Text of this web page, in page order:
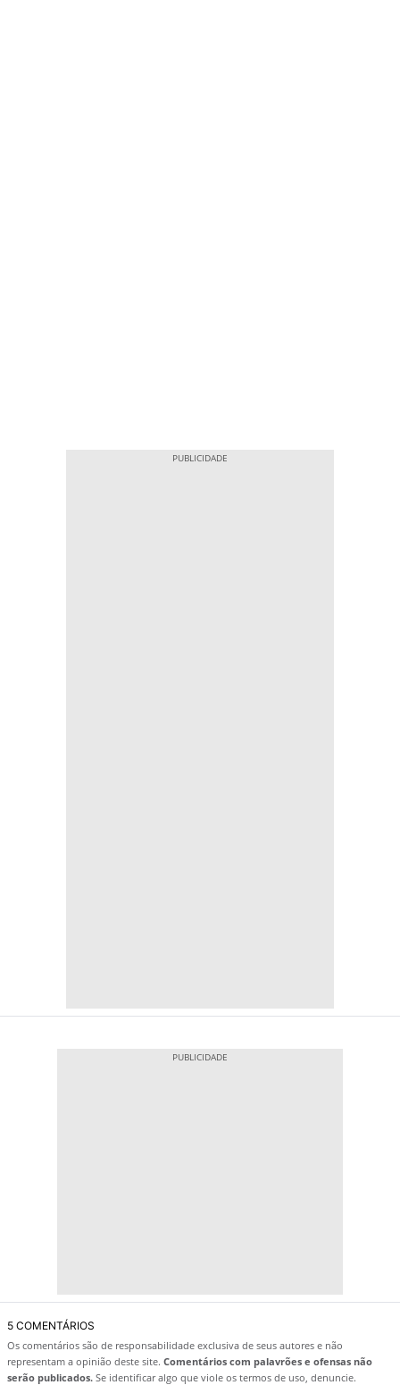
5 COMENTÁRIOS
Os comentários são de responsabilidade exclusiva de seus autores e não
representam a opinião deste site. Comentários com palavrões e ofensas não
serão publicados. Se identificar algo que viole os termos de uso, denuncie.